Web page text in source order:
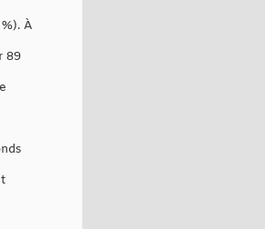
À
89